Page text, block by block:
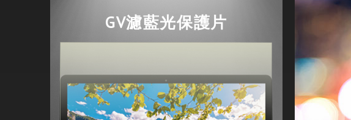
GV濾藍光保護片